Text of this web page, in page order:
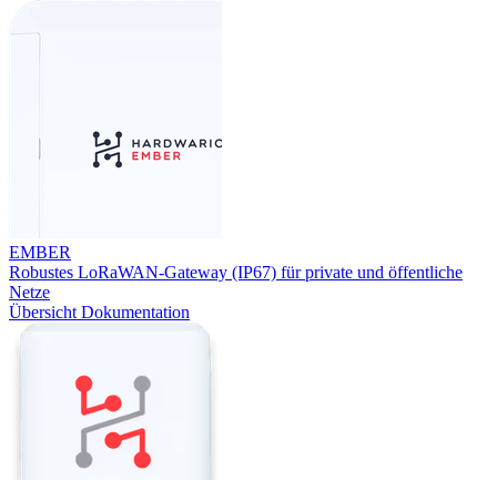
EMBER
Robustes LoRaWAN-Gateway (IP67) für private und öffentliche
Netze
Übersicht Dokumentation